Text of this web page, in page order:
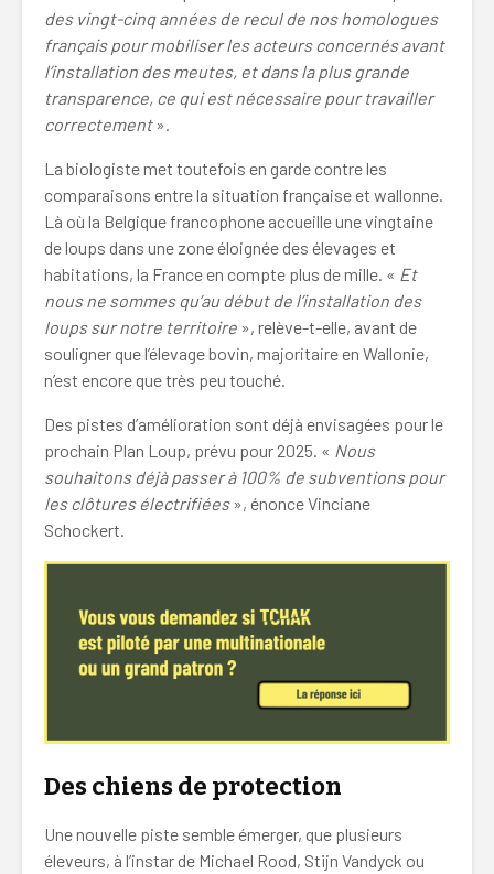
des vingt-cinq années de recul de nos homologues
français pour mobiliser les acteurs concernés avant
l’installation des meutes, et dans la plus grande
transparence, ce qui est nécessaire pour travailler
correctement».
La biologiste met toutefois en garde contre les
comparaisons entre la situation française et wallonne.
Là où la Belgique francophone accueille une vingtaine
de loups dans une zone éloignée des élevages et
habitations, la France en compte plus de mille. « Et
nous ne sommes qu’au début de l’installation des
loups sur notre territoire », relève-t-elle, avant de
souligner que l’élevage bovin, majoritaire en Wallonie,
n’est encore que très peu touché.
Des pistes d’amélioration sont déjà envisagées pour le
prochain Plan Loup, prévu pour 2025. « Nous
souhaitons déjà passer à 100% de subventions pour
les clôtures électrifiées», énonce Vinciane
Schockert.
Des chiens de protection
Une nouvelle piste semble émerger, que plusieurs
éleveurs, à l’instar de Michael Rood, Stijn Vandyck ou